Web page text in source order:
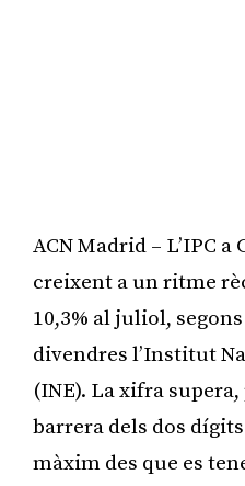
ACN Madrid – L’IPC
creixent a un ritme
10,3% al juliol,
divendres l’Institut
(INE). La xifra
barrera dels dos
màxim des que es